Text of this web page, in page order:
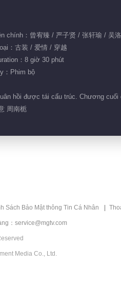
chính：曾宥臻 / 严子贤 / 张轩瑜 / 吴
：古装 / 爱情 / 穿越
：8 giờ 30 phút
：Phim bộ
hồi được tái cấu trúc. Chương cuối
周南栀
Sách Bảo Mật thông Tin Cá Nhân
：service@mgtv.com
Media Co., Ltd.